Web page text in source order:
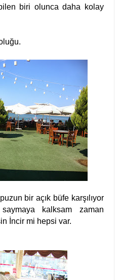
biri olunca daha kolay
bir açık büfe karşılıyor
kalksam zaman
İncir mi hepsi var.